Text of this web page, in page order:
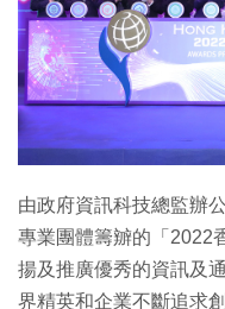
由政府資訊科技總監辦
專業團體籌辧的「2022
揚及推廣優秀的資訊及
界精英和企業不斷追求